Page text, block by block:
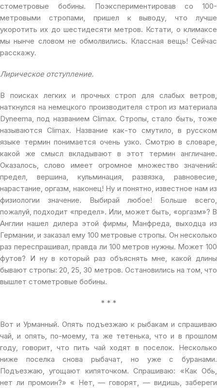
стометровые бобины. Поэкспериментировав со 100-
метровыми стропами, пришел к выводу, что лучше
укоротить их до шестидесяти метров. Кстати, о климаксе
мы нынче словом не обмолвились. Классная вещь! Сейчас
расскажу.
Лирическое отступление.
В поисках легких и прочных строп для слабых ветров,
наткнулся на немецкого производителя строп из материала
Dyneema, под названием Climax. Стропы, стало быть, тоже
называются Climax. Название как-то смутило, в русском
языке термин понимается очень узко. Смотрю в словаре,
какой же смысл вкладывают в этот термин англичане.
Оказалось, слово имеет огромное множество значений:
предел, вершина, кульминация, развязка, равновесие,
нарастание, оргазм, наконец! Ну и понятно, известное нам из
физиологии значение. Выбирай любое! Больше всего,
пожалуй, подходит «предел». Или, может быть, «оргазм»? В
Англии нашел дилера этой фирмы, Манфреда, выходца из
Германии, и заказал ему 100 метровые стропы. Он несколько
раз переспрашивал, правда ли 100 метров нужны. Может 100
футов? И ну в который раз объяснять мне, какой длины
бывают стропы: 20, 25, 30 метров. Остановились на том, что
вышлет стометровые бобины.
* * *
Вот и Урманный. Опять подъезжаю к рыбакам и спрашиваю
чай, и опять, по-моему, та же тетенька, что и в прошлом
году, говорит, что пить чай ходят в поселок. Несколько
ниже поселка снова рыбачат, но уже с буранами.
Подъезжаю, угощают кипяточком. Спрашиваю: «Как Обь,
нет ли промоин?» « Нет, — говорят, — видишь, забереги